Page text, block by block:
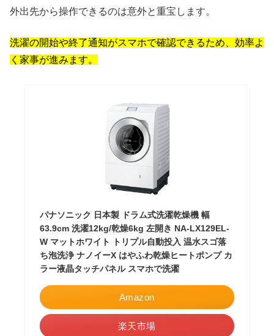
外出先から操作できるのは意外と重宝します。
洗濯の開始や終了通知がスマホで確認できるため、効率よ
く家事が進みます。
パナソニック 日本製 ドラム式洗濯乾燥機 幅
63.9cm 洗濯12kg/乾燥6kg 左開き NA-LX129EL-
W マットホワイト トリプル自動投入 温水スゴ落
ち泡洗浄 ナノイーX はやふわ乾燥ヒートポンプ カ
ラー液晶タッチパネル スマホで洗濯
Amazon
楽天市場